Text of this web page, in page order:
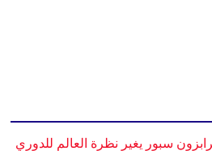
سبور يغير نظرة العالم للدوري